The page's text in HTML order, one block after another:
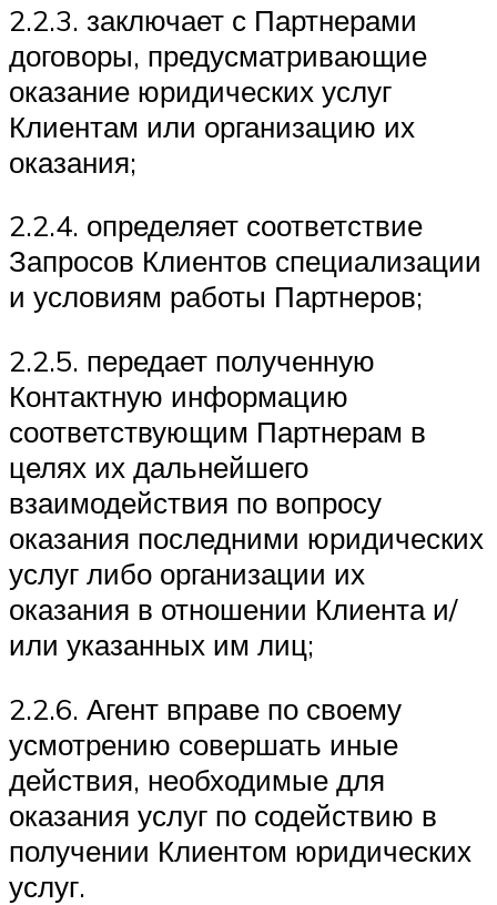
2.2.3. заключает с Партнерами
договоры, предусматривающие
оказание юридических услуг
Клиентам или организацию их
оказания;
2.2.4. определяет соответствие
Запросов Клиентов специализации
и условиям работы Партнеров;
2.2.5. передает полученную
Контактную информацию
соответствующим Партнерам в
целях их дальнейшего
взаимодействия по вопросу
оказания последними юридических
услуг либо организации их
оказания в отношении Клиента и/
или указанных им лиц;
2.2.6. Агент вправе по своему
усмотрению совершать иные
действия, необходимые для
оказания услуг по содействию в
получении Клиентом юридических
услуг.